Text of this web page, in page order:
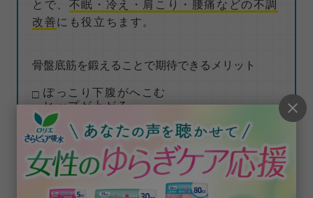
とで、 不眠・冷え・肩こり・腰痛などの不調
改善にも役立ちます。
骨盤底筋を鍛えることで期待できるメリット
ぽっこり下腹がへこむ
ヒップが上がる
下半身のむくみが取れる
自律神経が整う
血流やリンパの流れを促す